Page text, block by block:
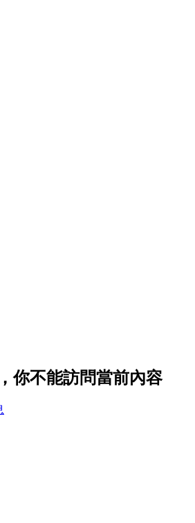
你不能訪問當前內容